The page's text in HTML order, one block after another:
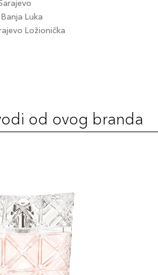
Luka
Ložionička
od ovog branda